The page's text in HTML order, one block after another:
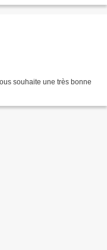
souhaite une très bonne